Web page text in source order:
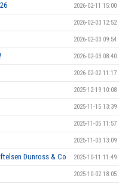
2026-02-11 15:00
2026-02-03 12:52
2026-02-03 09:54
2026-02-03 08:40
2026-02-02 11:17
2025-12-19 10:08
2025-11-15 13:39
2025-11-05 11:57
2025-11-03 13:09
Dunross & Co 2025-10-11 11:49
2025-10-02 18:05